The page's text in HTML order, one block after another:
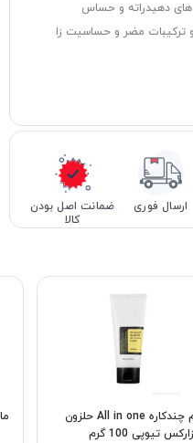
دهیدراته و حساس
و ترکیبات مضر و حساسیت زا
ارسال فوری
ضمانت اصل بودن
کالا
کرم چندکاره All in one حلزون
تیوپی 100 گرم